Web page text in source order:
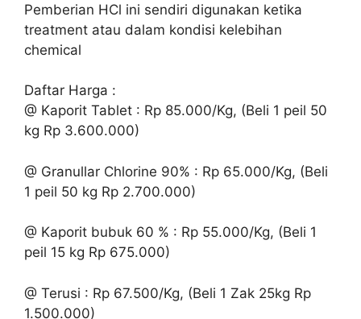
Pemberian HCl ini sendiri digunakan ketika
treatment atau dalam kondisi kelebihan
chemical
Daftar Harga :
@ Kaporit Tablet : Rp 85.000/Kg, (Beli 1 peil 50
kg Rp 3.600.000)
@ Granullar Chlorine 90% : Rp 65.000/Kg, (Beli
1 peil 50 kg Rp 2.700.000)
@ Kaporit bubuk 60 % : Rp 55.000/Kg, (Beli 1
peil 15 kg Rp 675.000)
@ Terusi : Rp 67.500/Kg, (Beli 1 Zak 25kg Rp
1.500.000)